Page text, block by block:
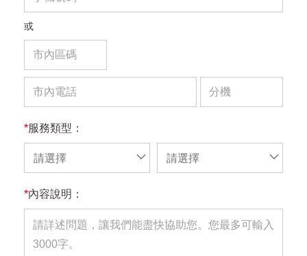
或
*服務類型：
請選擇 請選擇
*內容說明：